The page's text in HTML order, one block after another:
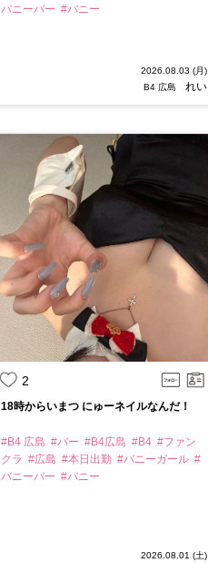
バニーバー #バニー
2026.08.03 (月)
B4 広島
れい
2
18時からいまつ にゅーネイルなんだ！
#B4 広島 #バー #B4広島 #B4 #ファン
クラ #広島 #本日出勤 #バニーガール #
バニーバー #バニー
2026.08.01 (土)